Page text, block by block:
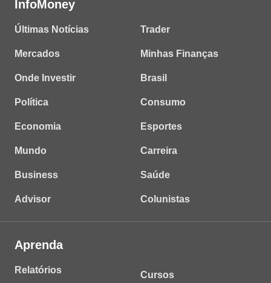
InfoMoney
Últimas Notícias
Mercados
Onde Investir
Política
Economia
Mundo
Business
Advisor
Trader
Minhas Finanças
Brasil
Consumo
Esportes
Carreira
Saúde
Colunistas
Aprenda
Relatórios Cursos